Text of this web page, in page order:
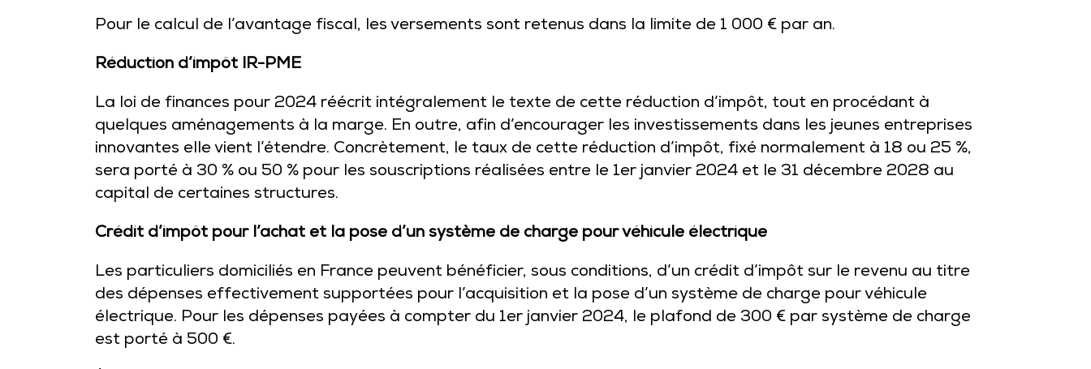
Pour le calcul de l’avantage fiscal, les versements sont retenus dans la limite de 1 000 € par an.
Réduction d’impôt IR-PME
La loi de finances pour 2024 réécrit intégralement le texte de cette réduction d’impôt, tout en procédant à
quelques aménagements à la marge. En outre, afin d’encourager les investissements dans les jeunes entreprises
innovantes elle vient l’étendre. Concrètement, le taux de cette réduction d’impôt, fixé normalement à 18 ou 25 %,
sera porté à 30 % ou 50 % pour les souscriptions réalisées entre le 1er janvier 2024 et le 31 décembre 2028 au
capital de certaines structures.
Crédit d’impôt pour l’achat et la pose d’un système de charge pour véhicule électrique
Les particuliers domiciliés en France peuvent bénéficier, sous conditions, d’un crédit d’impôt sur le revenu au titre
des dépenses effectivement supportées pour l’acquisition et la pose d’un système de charge pour véhicule
électrique. Pour les dépenses payées à compter du 1er janvier 2024, le plafond de 300 € par système de charge
est porté à 500 €.